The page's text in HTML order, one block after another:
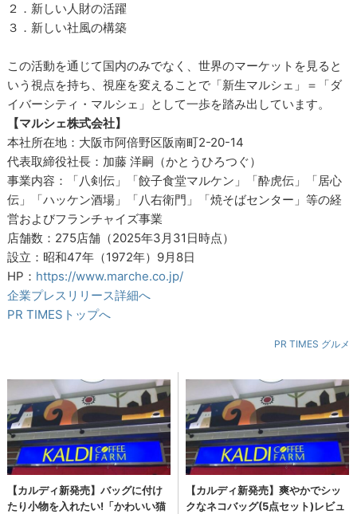
２．新しい人財の活躍
３．新しい社風の構築
この活動を通じて国内のみでなく、世界のマーケットを見ると
いう視点を持ち、視座を変えることで「新生マルシェ」＝「ダ
イバーシティ・マルシェ」として一歩を踏み出しています。
【マルシェ株式会社】
本社所在地：大阪市阿倍野区阪南町2-20-14
代表取締役社長：加藤 洋嗣（かとうひろつぐ）
事業内容：「八剣伝」「餃子食堂マルケン」「酔虎伝」「居心
伝」「ハッケン酒場」「八右衛門」「焼そばセンター」等の経
営およびフランチャイズ事業
店舗数：275店舗（2025年3月31日時点）
設立：昭和47年（1972年）9月8日
HP： https://www.marche.co.jp/
企業プレスリリース詳細へ
PR TIMESトップへ
PR TIMES グルメ